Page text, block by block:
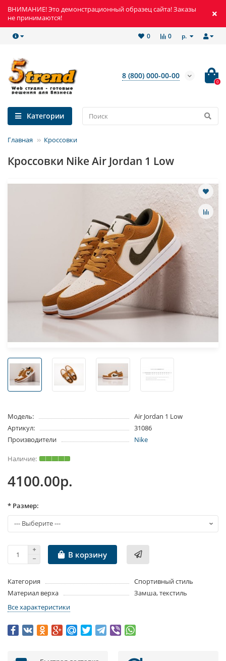
ВНИМАНИЕ! Это демонстрационный образец сайта! Заказы
не принимаются!
р.
0
0
8 (800) 000-00-00
0
Категории
Главная Кроссовки
Кроссовки Nike Air Jordan 1 Low
Модель:
Air Jordan 1 Low
Артикул:
31086
Производители
Nike
4100.00р.
* Размер:
В корзину
Категория
Спортивный стиль
Материал верха
Замша, текстиль
Все характеристики